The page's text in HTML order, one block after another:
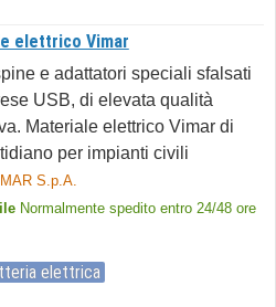
elettrico Vimar
e adattatori speciali sfalsati
USB, di elevata qualità
Materiale elettrico Vimar di
per impianti civili
S.p.A.
Normalmente spedito entro 24/48 ore
elettrica